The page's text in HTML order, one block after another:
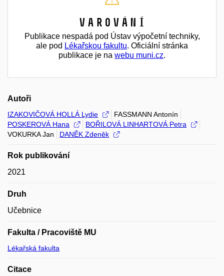
Varování
Publikace nespadá pod Ústav výpočetní techniky,
ale pod Lékařskou fakultu. Oficiální stránka
publikace je na webu muni.cz.
Autoři
IZAKOVIČOVÁ HOLLÁ Lydie
FASSMANN Antonín
POSKEROVÁ Hana
BOŘILOVÁ LINHARTOVÁ Petra
VOKURKA Jan
DANĚK Zdeněk
Rok publikování
2021
Druh
Učebnice
Fakulta / Pracoviště MU
Lékařská fakulta
Citace